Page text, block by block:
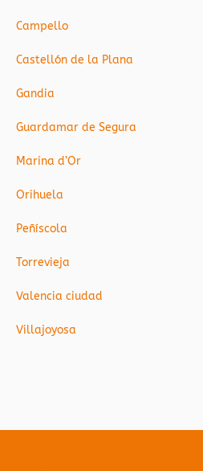
Campello
Castellón de la Plana
Gandia
Guardamar de Segura
Marina d’Or
Orihuela
Peñíscola
Torrevieja
Valencia ciudad
Villajoyosa